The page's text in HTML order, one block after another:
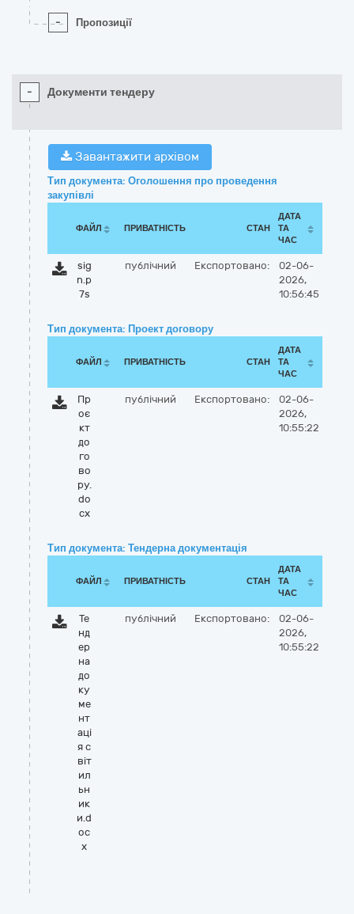
- Пропозиції
- Документи тендеру
Завантажити архівом
Тип документа: Оголошення про проведення
закупівлі
ФАЙЛ ПРИВАТНІСТЬ СТАН
ДАТА
ТА
ЧАС
sig
n.p
7s
публічний Експортовано:
02-06-
2026,
10:56:45
Тип документа: Проект договору
ФАЙЛ ПРИВАТНІСТЬ СТАН
ДАТА
ТА
ЧАС
Пр
оє
кт
до
го
во
ру.
do
cx
публічний Експортовано:
02-06-
2026,
10:55:22
Тип документа: Тендерна документація
ФАЙЛ ПРИВАТНІСТЬ СТАН
ДАТА
ТА
ЧАС
Те
нд
ер
на
до
ку
ме
нт
аці
я с
віт
ил
ьн
ик
и.d
oc
x
публічний Експортовано:
02-06-
2026,
10:55:22